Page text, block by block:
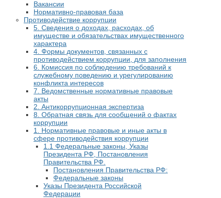
Вакансии
Нормативно-правовая база
Противодействие коррупции
5. Сведения о доходах, расходах, об
имуществе и обязательствах имущественного
характера
4. Формы документов, связанных с
противодействием коррупции, для заполнения
6. Комиссия по соблюдению требований к
служебному поведению и урегулированию
конфликта интересов
7. Ведомственные нормативные правовые
акты
2. Антикоррупционная экспертиза
8. Обратная связь для сообщений о фактах
коррупции
1. Нормативные правовые и иные акты в
сфере противодействия коррупции
1.1 Федеральные законы, Указы
Президента РФ, Постановления
Правительства РФ.
Постановления Правительства РФ:
Федеральные законы
Указы Президента Российской
Федерации